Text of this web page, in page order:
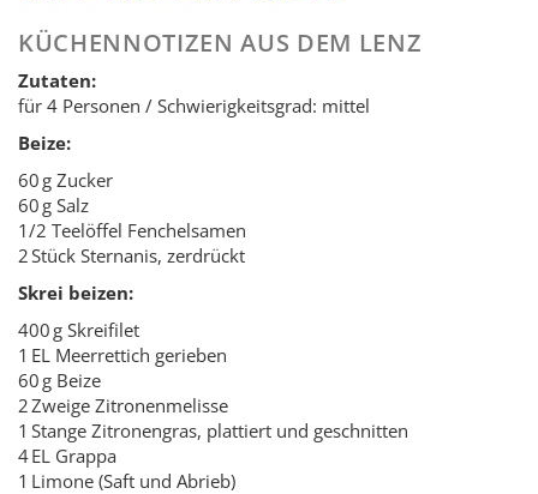
KÜCHENNOTIZEN AUS DEM LENZ
Zutaten:
für 4 Personen / Schwierigkeitsgrad: mittel
Beize:
60 g Zucker
60 g Salz
1/2 Teelöffel Fenchelsamen
2 Stück Sternanis, zerdrückt
Skrei beizen:
400 g Skreifilet
1 EL Meerrettich gerieben
60 g Beize
2 Zweige Zitronenmelisse
1 Stange Zitronengras, plattiert und geschnitten
4 EL Grappa
1 Limone (Saft und Abrieb)